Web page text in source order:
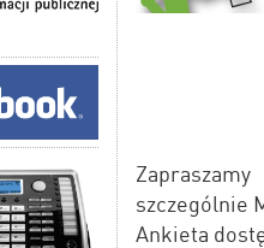
Zapraszamy
szczególnie
Ankieta